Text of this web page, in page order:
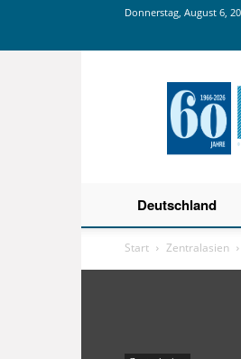
Donnerstag, August 6,
Deutschland
Start Zentralasien